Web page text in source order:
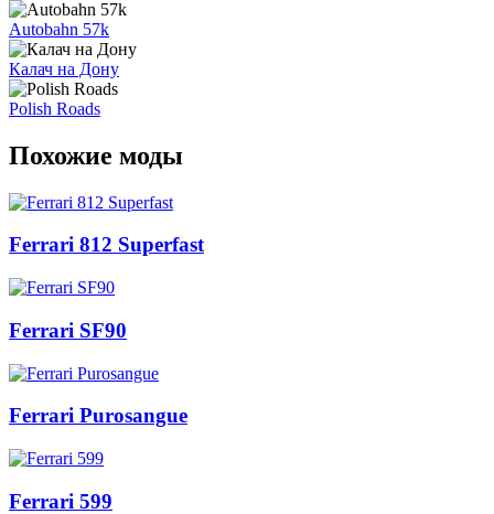
Autobahn 57k
Калач на Дону
Polish Roads
Похожие моды
Ferrari 812 Superfast
Ferrari SF90
Ferrari Purosangue
Ferrari 599